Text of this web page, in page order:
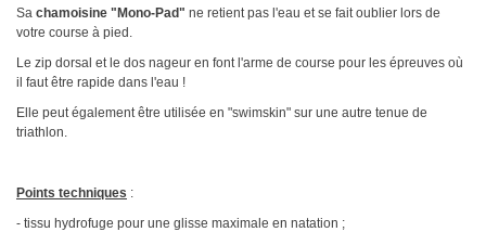
Sa chamoisine "Mono-Pad" ne retient pas l'eau et se fait oublier lors de
votre course à pied.
Le zip dorsal et le dos nageur en font l'arme de course pour les épreuves où
il faut être rapide dans l'eau !
Elle peut également être utilisée en "swimskin" sur une autre tenue de
triathlon.
Points techniques :
- tissu hydrofuge pour une glisse maximale en natation ;